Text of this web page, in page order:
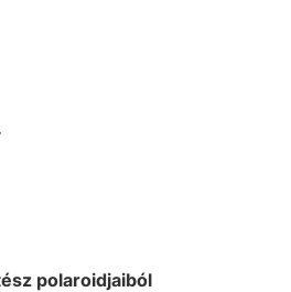
polaroidjaiból